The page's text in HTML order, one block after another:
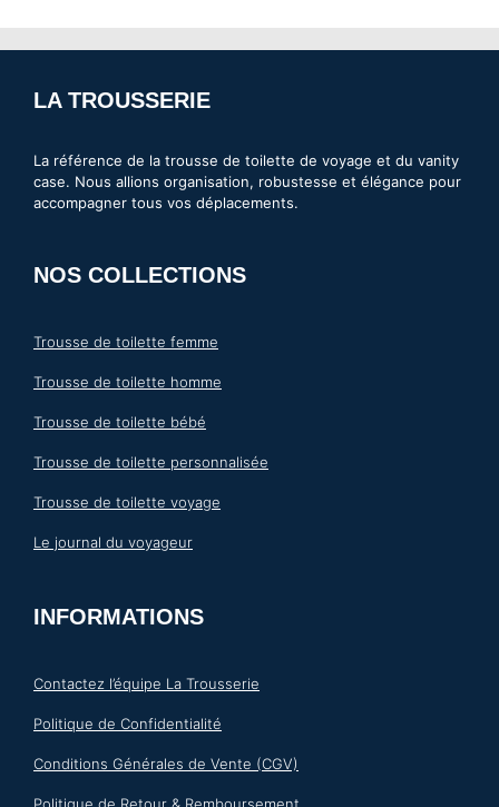
LA TROUSSERIE
La référence de la trousse de toilette de voyage et du vanity
case. Nous allions organisation, robustesse et élégance pour
accompagner tous vos déplacements.
NOS COLLECTIONS
Trousse de toilette femme
Trousse de toilette homme
Trousse de toilette bébé
Trousse de toilette personnalisée
Trousse de toilette voyage
Le journal du voyageur
INFORMATIONS
Contactez l’équipe La Trousserie
Politique de Confidentialité
Conditions Générales de Vente (CGV)
Politique de Retour & Remboursement